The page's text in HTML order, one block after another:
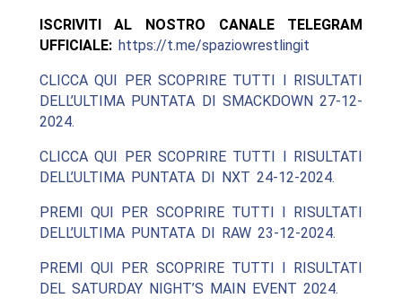
ISCRIVITI AL NOSTRO CANALE TELEGRAM
UFFICIALE: https://t.me/spaziowrestlingit
CLICCA QUI PER SCOPRIRE TUTTI I RISULTATI
DELL’ULTIMA PUNTATA DI SMACKDOWN 27-12-
2024.
CLICCA QUI PER SCOPRIRE TUTTI I RISULTATI
DELL’ULTIMA PUNTATA DI NXT 24-12-2024.
PREMI QUI PER SCOPRIRE TUTTI I RISULTATI
DELL’ULTIMA PUNTATA DI RAW 23-12-2024.
PREMI QUI PER SCOPRIRE TUTTI I RISULTATI
DEL SATURDAY NIGHT’S MAIN EVENT 2024.